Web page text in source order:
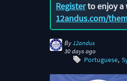
Registerto enjoy a
12andus.com/
By 12andus
30 days ago
Portuguese